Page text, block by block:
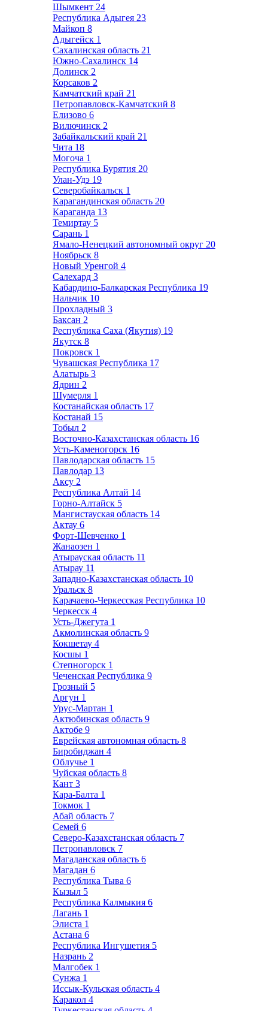
Шымкент 24
Республика Адыгея 23
Майкоп 8
Адыгейск 1
Сахалинская область 21
Южно-Сахалинск 14
Долинск 2
Корсаков 2
Камчатский край 21
Петропавловск-Камчатский 8
Елизово 6
Вилючинск 2
Забайкальский край 21
Чита 18
Могоча 1
Республика Бурятия 20
Улан-Удэ 19
Северобайкальск 1
Карагандинская область 20
Караганда 13
Темиртау 5
Сарань 1
Ямало-Ненецкий автономный округ 20
Ноябрьск 8
Новый Уренгой 4
Салехард 3
Кабардино-Балкарская Республика 19
Нальчик 10
Прохладный 3
Баксан 2
Республика Саха (Якутия) 19
Якутск 8
Покровск 1
Чувашская Республика 17
Алатырь 3
Ядрин 2
Шумерля 1
Костанайская область 17
Костанай 15
Тобыл 2
Восточно-Казахстанская область 16
Усть-Каменогорск 16
Павлодарская область 15
Павлодар 13
Аксу 2
Республика Алтай 14
Горно-Алтайск 5
Мангистауская область 14
Актау 6
Форт-Шевченко 1
Жанаозен 1
Атырауская область 11
Атырау 11
Западно-Казахстанская область 10
Уральск 8
Карачаево-Черкесская Республика 10
Черкесск 4
Усть-Джегута 1
Акмолинская область 9
Кокшетау 4
Косшы 1
Степногорск 1
Чеченская Республика 9
Грозный 5
Аргун 1
Урус-Мартан 1
Актюбинская область 9
Актобе 9
Еврейская автономная область 8
Биробиджан 4
Облучье 1
Чуйская область 8
Кант 3
Кара-Балта 1
Токмок 1
Абай область 7
Семей 6
Северо-Казахстанская область 7
Петропавловск 7
Магаданская область 6
Магадан 6
Республика Тыва 6
Кызыл 5
Республика Калмыкия 6
Лагань 1
Элиста 1
Астана 6
Республика Ингушетия 5
Назрань 2
Малгобек 1
Сунжа 1
Иссык-Кульская область 4
Каракол 4